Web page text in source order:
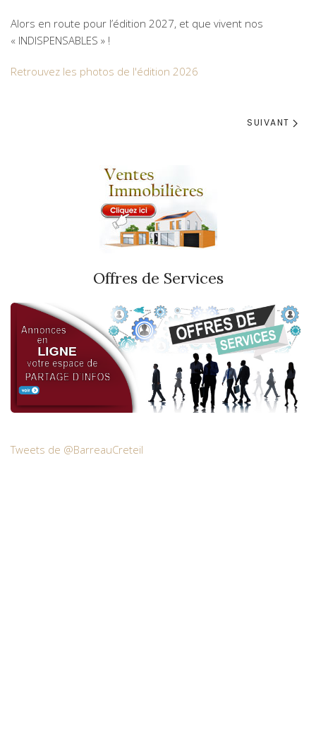
Alors en route pour l’édition 2027, et que vivent nos
« INDISPENSABLES » !
Retrouvez les photos de l'édition 2026
SUIVANT
Offres de Services
Tweets de @BarreauCreteil